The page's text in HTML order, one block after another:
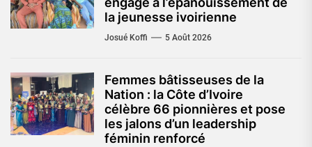
la jeunesse ivoirienne
Josué Koffi 5 Août 2026
Femmes bâtisseuses de la
Nation : la Côte d’Ivoire
célèbre 66 pionnières et pose
les jalons d’un leadership
féminin renforcé